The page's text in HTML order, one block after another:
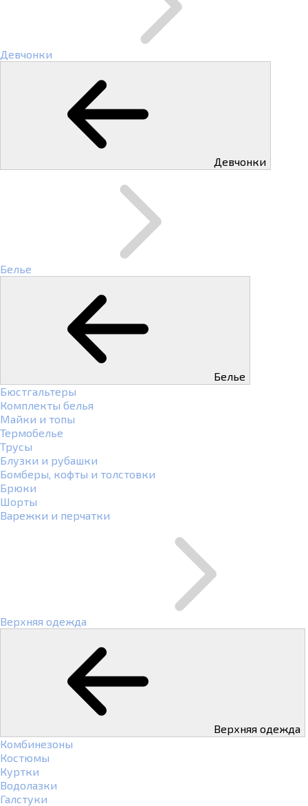
Девчонки
Девчонки
Белье
Белье
Бюстгальтеры
Комплекты белья
Майки и топы
Термобелье
Трусы
Блузки и рубашки
Бомберы, кофты и толстовки
Брюки
Шорты
Варежки и перчатки
Верхняя одежда
Верхняя одежда
Комбинезоны
Костюмы
Куртки
Водолазки
Галстуки